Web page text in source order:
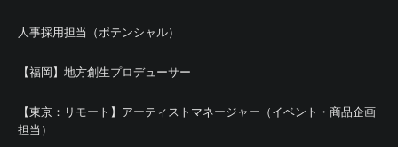
人事採用担当（ポテンシャル）
【福岡】地方創生プロデューサー
【東京：リモート】アーティストマネージャー（イベント・商品企画
担当）